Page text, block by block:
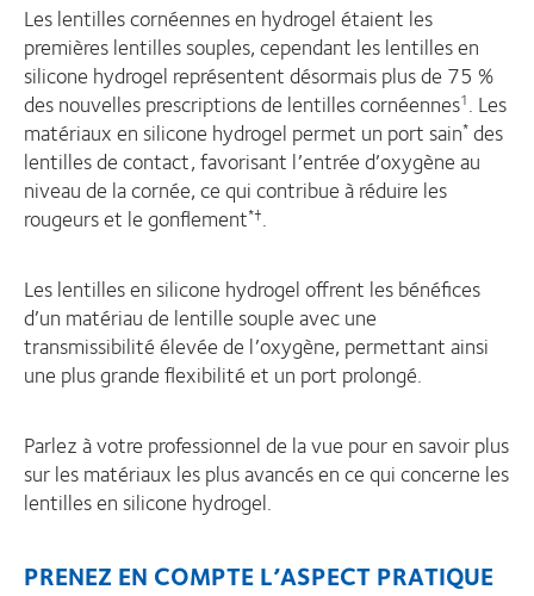
Les lentilles cornéennes en hydrogel étaient les
premières lentilles souples, cependant les lentilles en
silicone hydrogel représentent désormais plus de 75 %
des nouvelles prescriptions de lentilles cornéennes1. Les
matériaux en silicone hydrogel permet un port sain* des
lentilles de contact, favorisant l’entrée d’oxygène au
niveau de la cornée, ce qui contribue à réduire les
rougeurs et le gonflement*†.
Les lentilles en silicone hydrogel offrent les bénéfices
d’un matériau de lentille souple avec une
transmissibilité élevée de l’oxygène, permettant ainsi
une plus grande flexibilité et un port prolongé.
Parlez à votre professionnel de la vue pour en savoir plus
sur les matériaux les plus avancés en ce qui concerne les
lentilles en silicone hydrogel.
PRENEZ EN COMPTE L’ASPECT PRATIQUE